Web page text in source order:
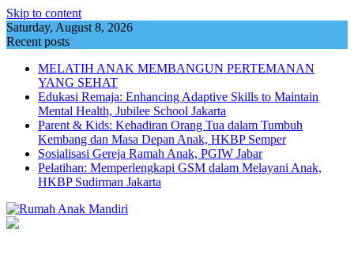
Skip to content
Saturday, August 8, 2026
Recent posts
MELATIH ANAK MEMBANGUN PERTEMANAN
YANG SEHAT
Edukasi Remaja: Enhancing Adaptive Skills to Maintain
Mental Health, Jubilee School Jakarta
Parent & Kids: Kehadiran Orang Tua dalam Tumbuh
Kembang dan Masa Depan Anak, HKBP Semper
Sosialisasi Gereja Ramah Anak, PGIW Jabar
Pelatihan: Memperlengkapi GSM dalam Melayani Anak,
HKBP Sudirman Jakarta